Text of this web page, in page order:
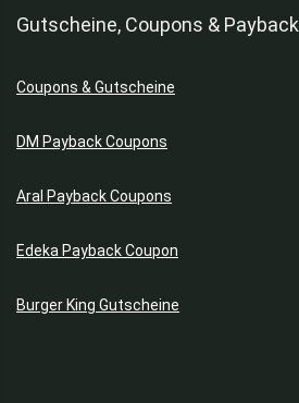
Gutscheine, Coupons & Payback
Coupons & Gutscheine
DM Payback Coupons
Aral Payback Coupons
Edeka Payback Coupon
Burger King Gutscheine